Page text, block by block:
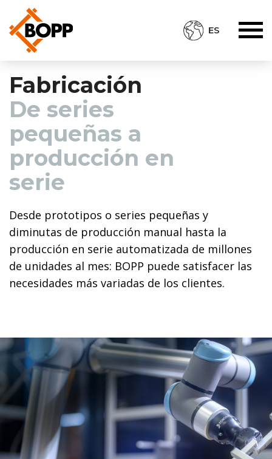
ES
Fabricación
De series
pequeñas a
producción en
serie
Desde prototipos o series pequeñas y
diminutas de producción manual hasta la
producción en serie automatizada de millones
de unidades al mes: BOPP puede satisfacer las
necesidades más variadas de los clientes.